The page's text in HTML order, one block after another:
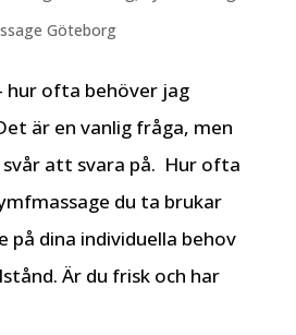
Göteborg
hur ofta behöver jag
är en vanlig fråga, men
svår att svara på. Hur ofta
du ta brukar
på dina individuella behov
Är du frisk och har